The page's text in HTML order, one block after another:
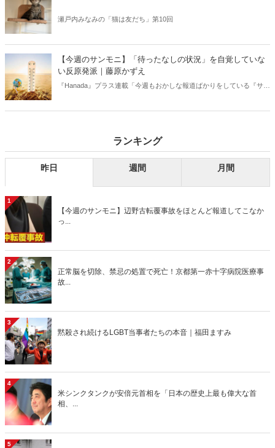
瀬戸内みなみの「猫は友だち」第10回
【今週のサンモニ】「待ったなしの状況」を自覚していな
い反原発派｜藤原かずえ
『Hanada』プラス連載「今週もおかしな報道ばかりをしている『サン
ランキング
昨日 週間 月間
1
【今週のサンモニ】辺野古転覆事故をほとんど報道してこなか
っ...
2
正常脳を切除、禁忌の処置で死亡！京都第一赤十字病院医療事
故...
3
黙殺され続けるLGBT当事者たちの本音｜福田ますみ
4
米シンクタンクが安倍元首相を「日本の歴史上最も偉大な首
相、...
5